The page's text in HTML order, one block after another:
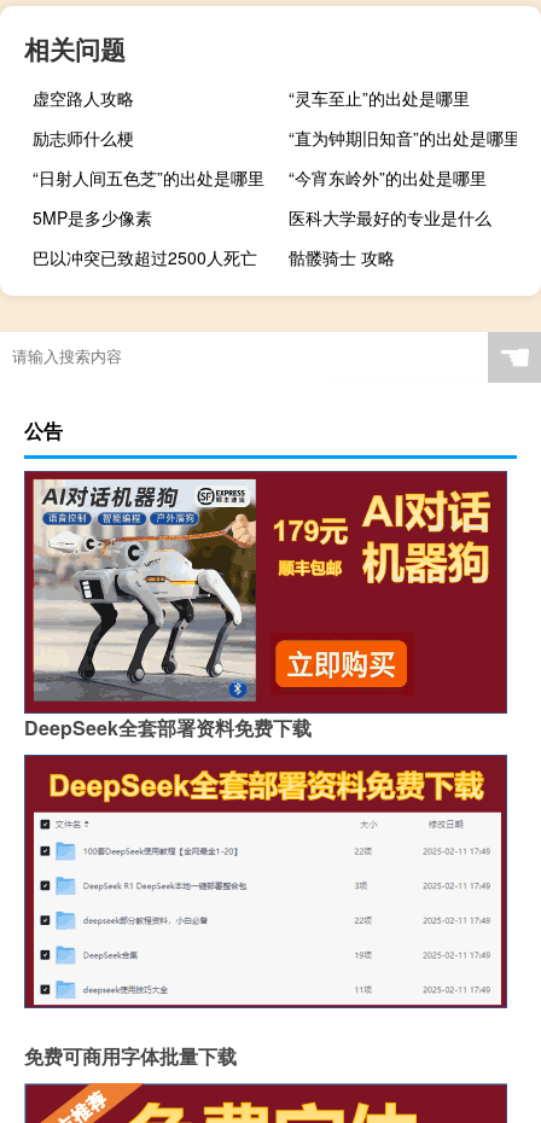
相关问题
虚空路人攻略
“灵车至止”的出处是哪里
励志师什么梗
“直为钟期旧知音”的出处是哪里
“日射人间五色芝”的出处是哪里
“今宵东岭外”的出处是哪里
5MP是多少像素
医科大学最好的专业是什么
巴以冲突已致超过2500人死亡
骷髅骑士 攻略
☚
公告
DeepSeek全套部署资料免费下载
免费可商用字体批量下载